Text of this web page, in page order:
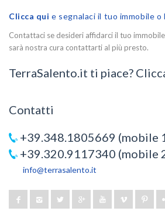
Clicca qui e segnalaci il tuo immobile
Contattaci se desideri affidarci il tuo
sarà nostra cura contattarti al più presto.
TerraSalento.it ti piace?
Contatti
+39.348.1805669 (mobile
+39.320.9117340 (mobile
info@terrasalento.it